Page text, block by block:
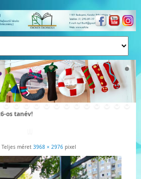
os tanév!
Teljes méret 3968 × 2976pixel